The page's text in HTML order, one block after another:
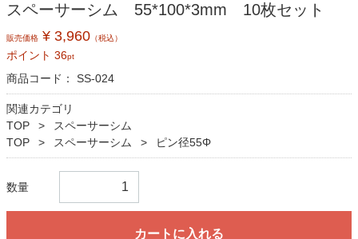
スペーサーシム 55*100*3mm 10枚セット
販売価格 ¥ 3,960 （税込）
ポイント 36pt
商品コード： SS-024
関連カテゴリ
TOP
スペーサーシム
TOP
スペーサーシム ピン径55Φ
数量
カートに入れる